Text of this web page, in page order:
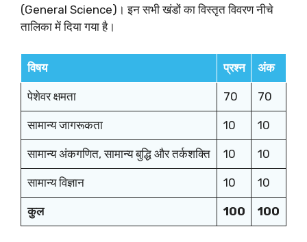
(General Science)। इन सभी खंडों का विस्तृत विवरण नीचे
तालिका में दिया गया है।
विषय प्रश्न अंक
पेशेवर क्षमता 70 70
सामान्य जागरूकता 10 10
सामान्य अंकगणित, सामान्य बुद्धि और तर्कशक्ति 10 10
सामान्य विज्ञान 10 10
कुल 100 100